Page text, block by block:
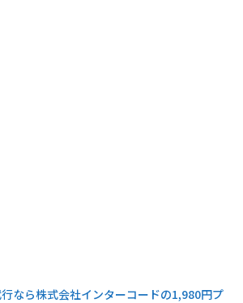
なら株式会社インターコードの1,980円プ